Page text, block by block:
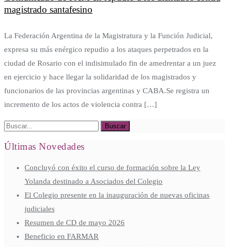
magistrado santafesino
La Federación Argentina de la Magistratura y la Función Judicial,
expresa su más enérgico repudio a los ataques perpetrados en la
ciudad de Rosario con el indisimulado fin de amedrentar a un juez
en ejercicio y hace llegar la solidaridad de los magistrados y
funcionarios de las provincias argentinas y CABA.Se registra un
incremento de los actos de violencia contra […]
Últimas Novedades
Concluyó con éxito el curso de formación sobre la Ley
Yolanda destinado a Asociados del Colegio
El Colegio presente en la inauguración de nuevas oficinas
judiciales
Resumen de CD de mayo 2026
Beneficio en FARMAR